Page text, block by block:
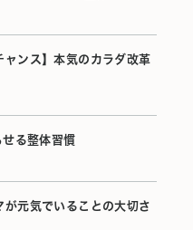
ャンス】本気のカラダ改革
る整体習慣
が元気でいることの大切さ